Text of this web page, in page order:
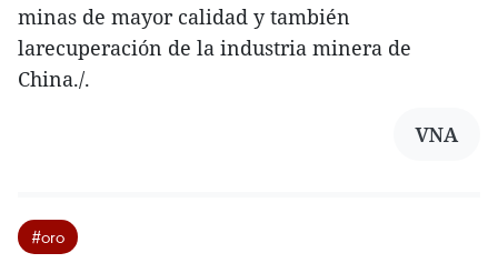
minas de mayor calidad y también
larecuperación de la industria minera de
China./.
VNA
#oro